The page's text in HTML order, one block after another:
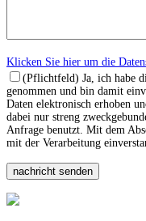
Klicken Sie hier um die
(Pflichtfeld) Ja, ich habe
genommen und bin damit
Daten elektronisch erhoben
dabei nur streng
Anfrage benutzt. Mit dem
mit der Verarbeitung